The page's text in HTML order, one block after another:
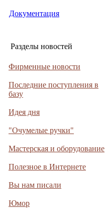
Документация
Разделы новостей
Фирменные новости
Последние поступления в
базу
Идея дня
"Очумелые ручки"
Мастерская и оборудование
Полезное в Интернете
Вы нам писали
Юмор